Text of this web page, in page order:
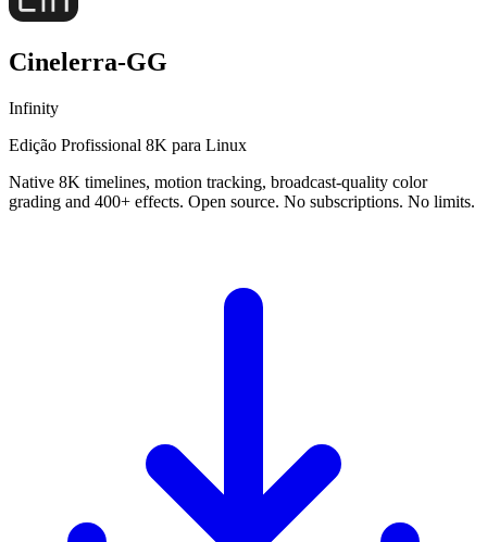
Cinelerra-GG
Infinity
Edição Profissional 8K para Linux
Native 8K timelines, motion tracking, broadcast-quality color
grading and 400+ effects. Open source. No subscriptions. No limits.